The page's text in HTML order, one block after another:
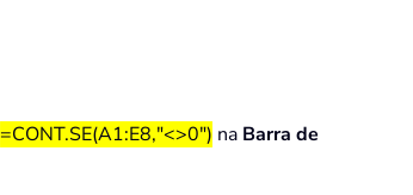
=CONT.SE(A1:E8,"<>0") na Barra de